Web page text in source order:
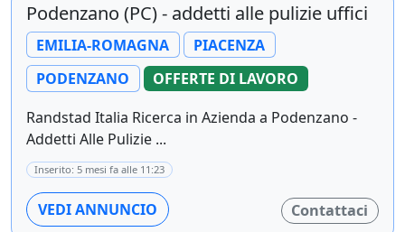
Podenzano (PC) - addetti alle pulizie uffici
EMILIA-ROMAGNA
PIACENZA
PODENZANO
OFFERTE DI LAVORO
Randstad Italia Ricerca in Azienda a Podenzano -
Addetti Alle Pulizie ...
Inserito: 5 mesi fa alle 11:23
VEDI ANNUNCIO Contattaci